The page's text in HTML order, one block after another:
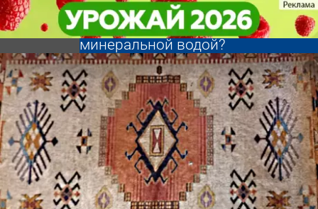
Как почистить ковер
газированной
минеральной водой?
Ликбез
Как почистить ковер
газированной
минеральной водой?
Ликбез
Другие новости по
теме
Погода и курсы
валют в Пензе